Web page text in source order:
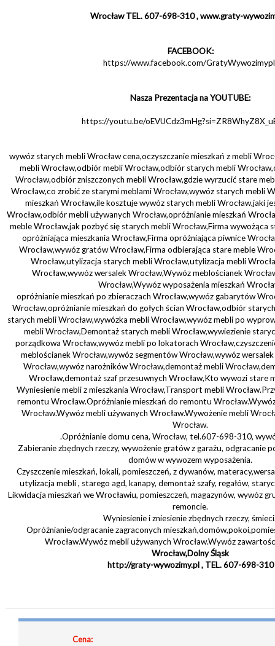
Wrocław TEL. 607-698-310 , www.graty-
FACEBOOK:
https://www.facebook.com/
Nasza Prezentacja na YOUTUBE:
https://youtu.be/
wywóz starych mebli Wrocław cena,oczyszczanie mieszkań z mebli
mebli Wrocław,odbiór mebli Wrocław,odbiór starych mebli
Wrocław,odbiór zniszczonych mebli Wrocław,gdzie wyrzucić stare
Wrocław,co zrobić ze starymi meblami Wrocław,wywóz starych mebli
mieszkań Wrocław,ile kosztuje wywóz starych mebli Wrocław,jaki
Wrocław,odbiór mebli używanych Wrocław,opróżnianie mieszkań
meble Wrocław,jak pozbyć się starych mebli Wrocław,Firma wywożąca
opróżniająca mieszkania Wrocław,Firma opróżniająca piwnice
Wrocław,wywóz gratów Wrocław,Firma odbierająca stare meble
Wrocław,utylizacja starych mebli Wrocław,utylizacja mebli
Wrocław,wywóz wersalek Wrocław,Wywóz meblościanek
Wrocław,Wywóz wyposażenia mieszkań
opróżnianie mieszkań po zbieraczach Wrocław,wywóz gabarytów
Wrocław,opróżnianie mieszkań do gołych ścian Wrocław,odbiór
starych mebli Wrocław,wywózka mebli Wrocław,wywóz mebli po
mebli Wrocław,Demontaż starych mebli Wrocław,wywiezienie
porządkowa Wrocław,wywóz mebli po lokatorach
meblościanek Wrocław,wywóz segmentów Wrocław,wywóz
Wrocław,wywóz narożników Wrocław,demontaż mebli
Wrocław,demontaż szaf przesuwnych Wrocław,Kto wywozi stare
Wyniesienie mebli z mieszkania Wrocław,Transport mebli
remontu Wrocław.Opróżnianie mieszkań do remontu
Wrocław.Wywóz mebli używanych Wrocław.Wywożenie mebli
Wrocław.
.Opróżnianie domu cena, Wrocław, tel.607-698-310,
Zabieranie zbędnych rzeczy, wywożenie gratów z garażu, odgracanie
domów w wywozem wyposażenia.
Czyszczenie mieszkań, lokali, pomieszczeń, z dywanów,
utylizacja mebli , starego agd, kanapy, demontaż szafy, regałów,
Likwidacja mieszkań we Wrocławiu, pomieszczeń, magazynów, wywóz
remoncie.
Wyniesienie i zniesienie zbędnych rzeczy,
Opróżnianie/odgracanie zagraconych
Wrocław.Wywóz mebli używanych Wrocław.Wywóz
Wrocław,Dolny Śląsk
http://graty-wywozimy.pl , TEL. 607-698-310
Cena: